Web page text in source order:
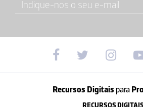
Recursos Digitais para
RECURSOS